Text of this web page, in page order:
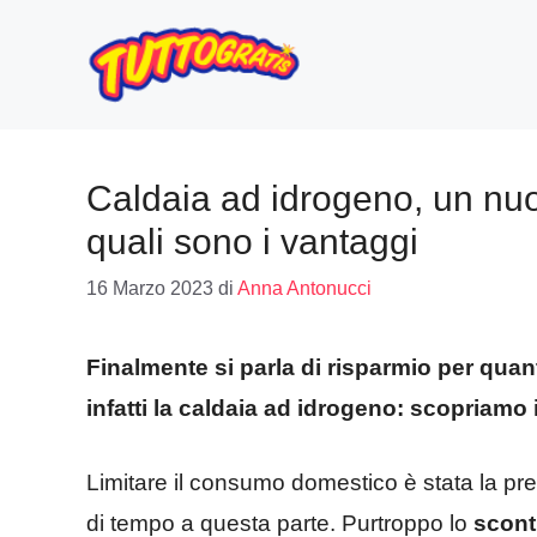
contenuto
Caldaia ad idrogeno, un
quali sono i vantaggi
16 Marzo 2023 di Anna Antonucci
Finalmente si parla di risparmio per
infatti la caldaia ad idrogeno: scopriamo
Limitare il consumo domestico è stata la
di tempo a questa parte. Purtroppo lo